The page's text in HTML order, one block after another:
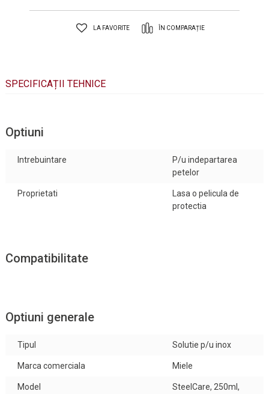
LA FAVORITE ÎN COMPARAȚIE
SPECIFICAȚII TEHNICE
Optiuni
Intrebuintare
P/u indepartarea
petelor
Proprietati
Lasa o pelicula de
protectia
Compatibilitate
Optiuni generale
Tipul Solutie p/u inox
Marca comerciala Miele
Model
SteelCare, 250ml,